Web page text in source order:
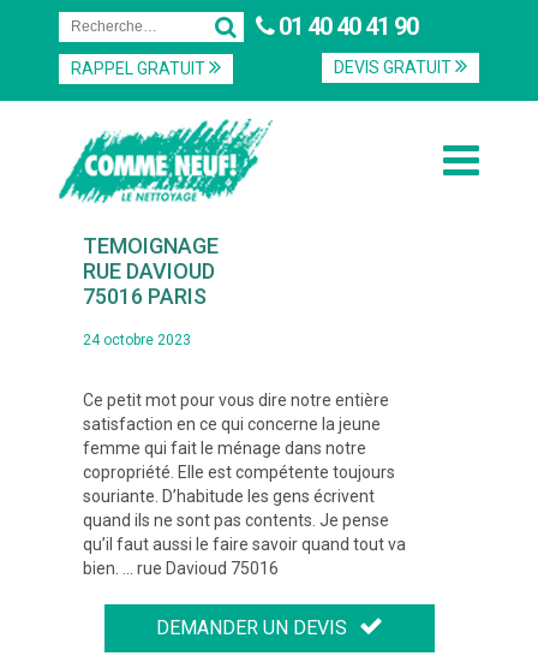
01 40 40 41 90
DEVIS GRATUIT
RAPPEL GRATUIT
TEMOIGNAGE
RUE DAVIOUD
75016 PARIS
24 octobre 2023
Ce petit mot pour vous dire notre entière
satisfaction en ce qui concerne la jeune
femme qui fait le ménage dans notre
copropriété. Elle est compétente toujours
souriante. D’habitude les gens écrivent
quand ils ne sont pas contents. Je pense
qu’il faut aussi le faire savoir quand tout va
bien. … rue Davioud 75016
Navigation
de
l’article
Précédent Suivant
DEMANDER UN DEVIS